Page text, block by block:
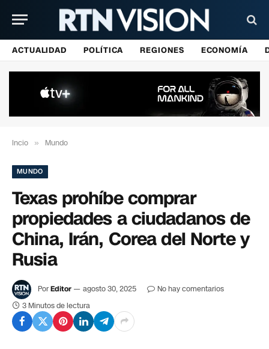
ACTUALIDAD POLÍTICA REGIONES ECONOMÍA
Incio » Mundo
MUNDO
Texas prohíbe comprar
propiedades a ciudadanos de
China, Irán, Corea del Norte y
Rusia
PorEditor agosto 30, 2025
No hay comentarios
3 Minutos de lectura